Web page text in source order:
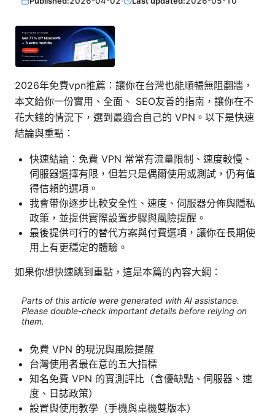
2026年免費vpn推薦：讓你在台灣也能順暢無阻翻牆，
本文給你一份實用、全面、 SEO友善的指南，讓你在不
花大錢的情況下，選到最適合自己的 VPN。以下是快速
結論與重點：
快速結論：免費 VPN 常常有流量限制、速度較慢、
伺服器選擇有限，但若只是偶爾使用或測試，仍有值
得信賴的選項。
我會帶你逐步比較安全性、速度、伺服器分佈與隱私
政策，並提供實際設置步驟與風險提醒。
最後提供可行的替代方案與付費選項，讓你在長期使
用上有更穩定的體驗。
如果你想快速跳到重點，這是本篇的內容大綱：
Parts of this article were generated with AI assistance.
Please double-check important details before relying on
them.
免費 VPN 的現況與風險提醒
台灣使用者最在意的五大指標
知名免費 VPN 的實測評比（含優缺點、伺服器、速
度、日誌政策）
設置與使用教學（手機與桌機雙版本）